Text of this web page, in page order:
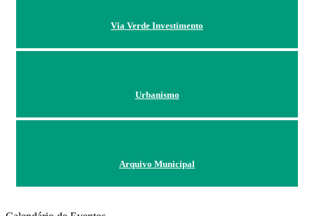
Via Verde Investimento
Urbanismo
Arquivo Municipal